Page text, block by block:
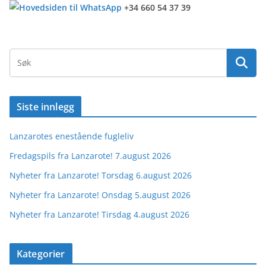
+34 660 54 37 39
Siste innlegg
Lanzarotes enestående fugleliv
Fredagspils fra Lanzarote! 7.august 2026
Nyheter fra Lanzarote! Torsdag 6.august 2026
Nyheter fra Lanzarote! Onsdag 5.august 2026
Nyheter fra Lanzarote! Tirsdag 4.august 2026
Kategorier